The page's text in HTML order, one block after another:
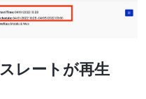
スレート が再生